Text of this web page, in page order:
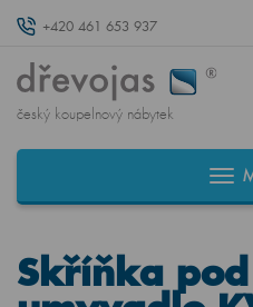
+420 461 653 937
český koupelnový nábytek
Skříňka pod